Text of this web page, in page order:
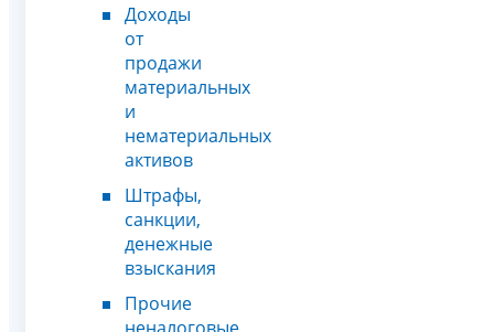
Доходы
от
продажи
материальных
и
нематериальных
активов
Штрафы,
санкции,
денежные
взыскания
Прочие